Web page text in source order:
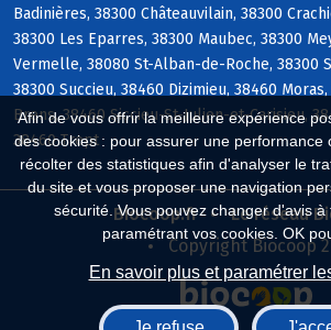
Afin de vous offrir la meilleure expérience
des cookies : pour assurer une performance
récolter des statistiques afin d'analyser le
du site et vous proposer une navigation
sécurité. Vous pouvez changer d'avis à
paramétrant vos cookies. OK
En savoir plus et paramétrer
Badinières, 38300 Châteauvilain, 38300
38300 Les Eparres, 38300 Maubec, 38300
Vermelle, 38080 St-Alban-de-Roche, 38300
38300 Succieu, 38460 Dizimieu, 38460
Brens, 38460 Siccieu-St-Julien-et-Carisieu,
38460 Trept
Biocoop.fr
Le réseau
Copyright Biocoop